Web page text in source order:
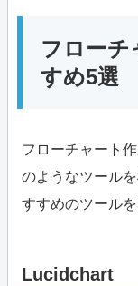
フローチ
すめ5選
フローチャート
のようなツール
すすめのツール
Lucidchart